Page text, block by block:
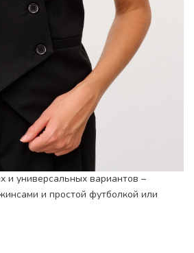
и универсальных вариантов –
и простой футболкой или